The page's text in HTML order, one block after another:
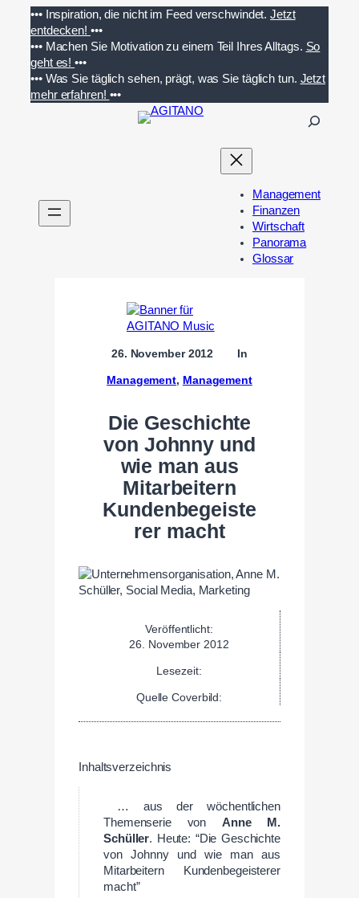
Inhalt
springen
••• Inspiration, die nicht im Feed verschwindet. Jetzt
entdecken! •••
••• Machen Sie Motivation zu einem Teil Ihres Alltags. So
geht es!•••
••• Was Sie täglich sehen, prägt, was Sie täglich tun. Jetzt
mehr erfahren! •••
n
Management
Finanzen
Wirtschaft
Panorama
Glossar
26. November 2012 In
Management, Management
Die Geschichte
von Johnny und
wie man aus
Mitarbeitern
Kundenbegeiste
rer macht
Veröffentlicht:
26. November 2012
Lesezeit:
Quelle Coverbild:
Inhaltsverzeichnis
… aus der wöchentlichen
Themenserie von Anne M.
Schüller. Heute: “Die Geschichte
von Johnny und wie man aus
Mitarbeitern Kundenbegeisterer
macht”